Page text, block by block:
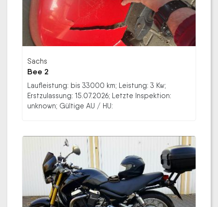
Sachs
Bee 2
Laufleistung: bis 33000 km; Leistung: 3 Kw;
Erstzulassung: 15.07.2026; Letzte Inspektion:
unknown; Gültige AU / HU: